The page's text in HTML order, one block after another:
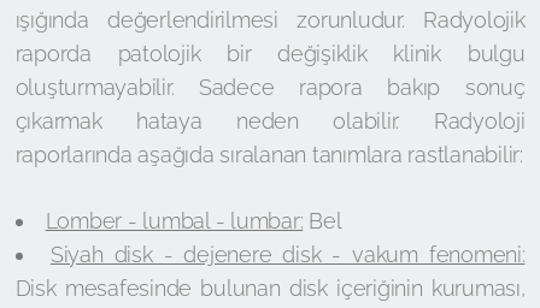
ışığında değerlendirilmesi zorunludur. Radyolojik
raporda patolojik bir değişiklik klinik bulgu
oluşturmayabilir. Sadece rapora bakıp sonuç
çıkarmak hataya neden olabilir. Radyoloji
raporlarında aşağıda sıralanan tanımlara rastlanabilir:
Lomber - lumbal - lumbar: Bel
Siyah disk - dejenere disk - vakum fenomeni:
Disk mesafesinde bulunan disk içeriğinin kuruması,